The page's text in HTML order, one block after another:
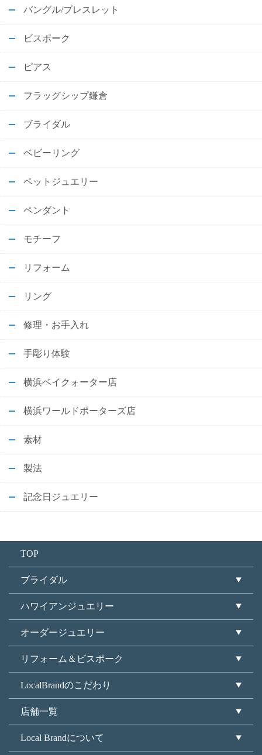
バングル/ブレスレット
ビスポーク
ピアス
フラッグシップ鎌倉
ブライダル
ベビーリング
ペットジュエリー
ペンダント
モチーフ
リフォーム
リング
修理・お手入れ
手彫り体験
横浜ベイクォーター店
横浜ワールドポーターズ店
素材
製法
記念日ジュエリー
TOP
ブライダル
ハワイアンジュエリー
オーダージュエリー
リフォーム＆ビスポーク
LocalBrandのこだわり
店舗一覧
Local Brandについて